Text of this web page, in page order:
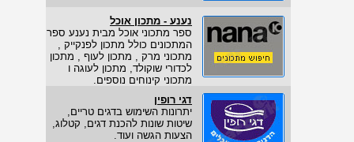
נענע - מתכון אוכל
ספר מתכוני אוכל מבית נענע ספר
המתכונים כולל מתכון לפנקייק ,
מתכוני מרק , מתכון לעוף , מתכון
לכדורי שוקולד, מתכון לעוגה ו
מתכוני קינוחים נוספים.
דגי רופין
יתרונות השימוש בדגים טריים,
שיטות שונות להכנת דגים, קטלוג,
הצעות הגשה ועוד.